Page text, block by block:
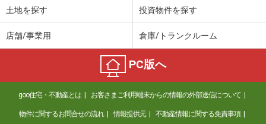
土地を探す 投資物件を探す
店舗/事業用 倉庫/トランクルーム
PC版へ
goo住宅・不動産とは お客さまご利用端末からの情報の外部送信について
物件に関するお問合せの流れ 情報提供元 不動産情報に関する免責事項